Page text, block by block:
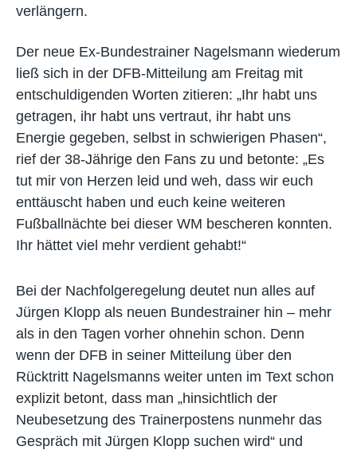
verlängern.
Der neue Ex-Bundestrainer Nagelsmann wiederum
ließ sich in der DFB-Mitteilung am Freitag mit
entschuldigenden Worten zitieren: „Ihr habt uns
getragen, ihr habt uns vertraut, ihr habt uns
Energie gegeben, selbst in schwierigen Phasen“,
rief der 38-Jährige den Fans zu und betonte: „Es
tut mir von Herzen leid und weh, dass wir euch
enttäuscht haben und euch keine weiteren
Fußballnächte bei dieser WM bescheren konnten.
Ihr hättet viel mehr verdient gehabt!“
Bei der Nachfolgeregelung deutet nun alles auf
Jürgen Klopp als neuen Bundestrainer hin – mehr
als in den Tagen vorher ohnehin schon. Denn
wenn der DFB in seiner Mitteilung über den
Rücktritt Nagelsmanns weiter unten im Text schon
explizit betont, dass man „hinsichtlich der
Neubesetzung des Trainerpostens nunmehr das
Gespräch mit Jürgen Klopp suchen wird“ und